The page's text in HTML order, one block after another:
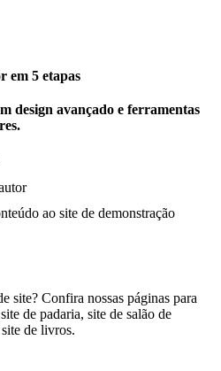
em 5 etapas
design avançado e ferramentas
ao site de demonstração
site? Confira nossas páginas para
site de padaria, site de salão de
site de livros.